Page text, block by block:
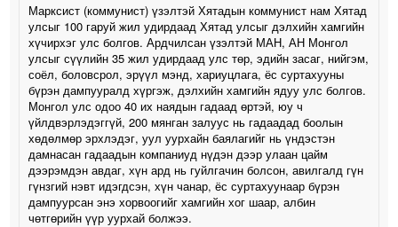
Марксист (коммунист) үзэлтэй Хятадын коммунист нам Хятад
улсыг 100 гаруй жил удирдаад Хятад улсыг дэлхийн хамгийн
хүчирхэг улс болгов. Ардчилсан үзэлтэй МАН, АН Монгол
улсыг сүүлийн 35 жил удирдаад улс төр, эдийн засаг, нийгэм,
соёл, боловсрол, эрүүл мэнд, хариуцлага, ёс суртахууны
бүрэн дампууралд хүргэж, дэлхийн хамгийн ядуу улс болгов.
Монгол улс одоо 40 их наядын гадаад өртэй, юу ч
үйлдвэрлэдэггүй, 200 мянган залуус нь гадаадад боолын
хөдөлмөр эрхлэдэг, уул уурхайн баялагийг нь үндэстэн
дамнасан гадаадын компаниуд нүдэн дээр улаан цайм
дээрэмдэн авдаг, хүн ард нь гуйлгачин болсон, авилгалд гүн
гүнзгий нэвт идэгдсэн, хүн чанар, ёс суртахуунаар бүрэн
дампуурсан энэ хорвоогийг хамгийн хог шаар, албин
чөтгөрийн үүр уурхай болжээ.